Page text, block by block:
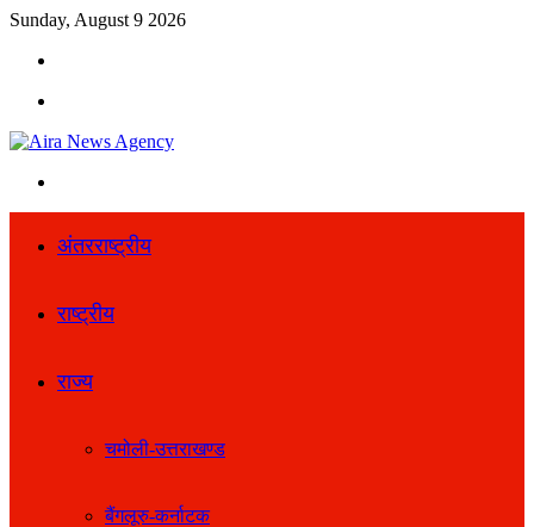
Sunday, August 9 2026
अंतरराष्ट्रीय
राष्ट्रीय
राज्य
चमोली-उत्तराखण्ड
बैंगलूरु-कर्नाटक